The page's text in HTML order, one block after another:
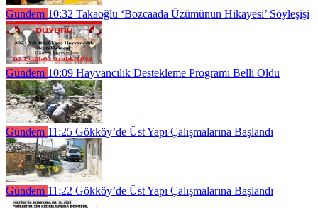
Gündem 10:32 Takaoğlu ‘Bozcaada Üzümünün Hikayesi’ Söyleşişi
Gündem 10:09 Hayvancılık Destekleme Programı Belli Oldu
Gündem 11:25 Gökköy’de Üst Yapı Çalışmalarına Başlandı
Gündem 11:22 Gökköy’de Üst Yapı Çalışmalarına Başlandı